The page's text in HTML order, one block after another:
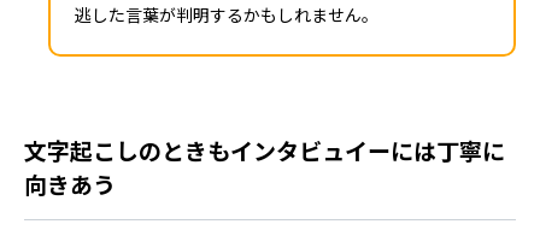
逃した言葉が判明するかもしれません。
文字起こしのときもインタビュイーには丁寧に
向きあう